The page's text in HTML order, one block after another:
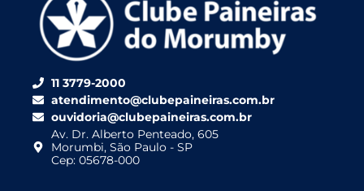
11 3779-2000
atendimento@clubepaineiras.com.br
ouvidoria@clubepaineiras.com.br
Av. Dr. Alberto Penteado, 605
Morumbi, São Paulo - SP
Cep: 05678-000